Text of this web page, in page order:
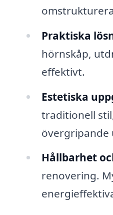
Praktiska
hörnskåp,
effektivt.
Estetiska
traditionell
övergripande
Hållbarhet
renovering.